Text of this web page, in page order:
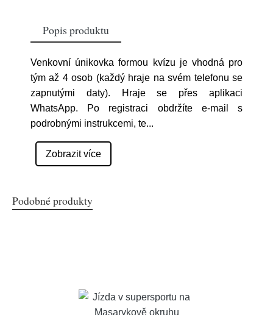
Popis produktu
Venkovní únikovka formou kvízu je vhodná pro
tým až 4 osob (každý hraje na svém telefonu se
zapnutými daty). Hraje se přes aplikaci
WhatsApp. Po registraci obdržíte e-mail s
podrobnými instrukcemi, te...
Zobrazit více
Podobné produkty